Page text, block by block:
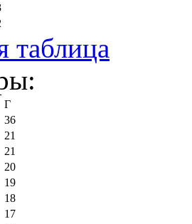
таблица
Г
36
21
21
20
19
18
17